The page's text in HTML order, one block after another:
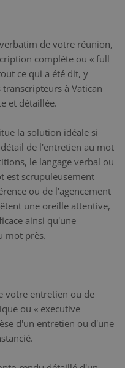
de votre réunion,
complète ou « full
ce qui a été dit, y
transcripteurs à Vatican
et détaillée.
la solution idéale si
de l'entretien au mot
le langage verbal ou
est scrupuleusement
ou de l'agencement
une oreille attentive,
ainsi qu'une
mot près.
votre entretien ou de
ou « executive
d'un entretien ou d'une